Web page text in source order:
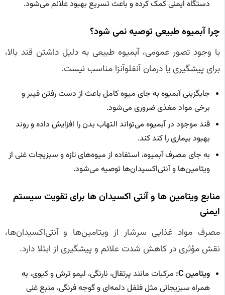
دستگاه ایمنی کمک کرده و باعث تسریع بهبود علائم می‌شود.
چرا آبمیوه طبیعی توصیه نمی‌ شود؟
با وجود تصور عمومی، آبمیوه طبیعی به دلیل داشتن قند بالا،
برای پیشگیری یا درمان آنفلوآنزا مناسب نیست.
جایگزینی آبمیوه به جای میوه کامل باعث از دست رفتن فیبر و
برخی مواد مغذی ضروری می‌شود.
قند موجود در آبمیوه می‌تواند التهاب بدن را افزایش داده و روند
بهبود بیماری را کند کند.
به جای مصرف آبمیوه، استفاده از میوه‌های تازه و سبزیجات غنی از
ویتامین‌ها و آنتی‌اکسیدان‌ها توصیه می‌شود.
منابع ویتامین‌ ها و آنتی‌ اکسیدان‌ ها برای تقویت سیستم
ایمنی
مصرف مواد غذایی سرشار از ویتامین‌ها و آنتی‌اکسیدان‌ها،
نقش مؤثری در کاهش شدت علائم و پیشگیری از ابتلا دارد.
ویتامین C:
مرکبات مانند پرتقال، نارنگی، لیمو ترش و کیوی، به
همراه سبزیجاتی مثل فلفل دلمه‌ای و گوجه فرنگی، منبع غنی